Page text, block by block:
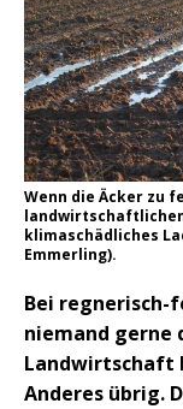
Wenn die Äcker zu
klimaschädliches
Emmerling).
Bei
niemand gerne
Landwirtschaft
Anderes übrig.